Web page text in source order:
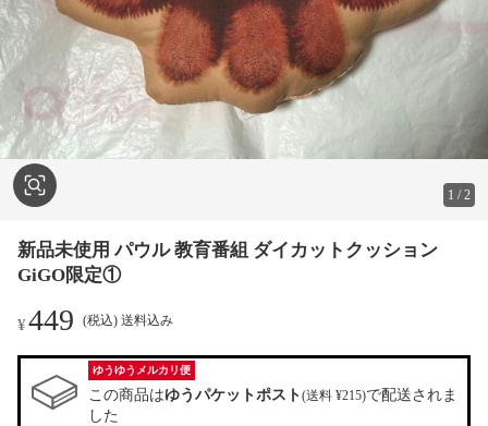
1 /2
新品未使用 パウル 教育番組 ダイカットクッション
GiGO限定①
¥449 (税込) 送料込み
ゆうゆうメルカリ便
この商品はゆうパケットポスト(送料 ¥215)で配送されま
した